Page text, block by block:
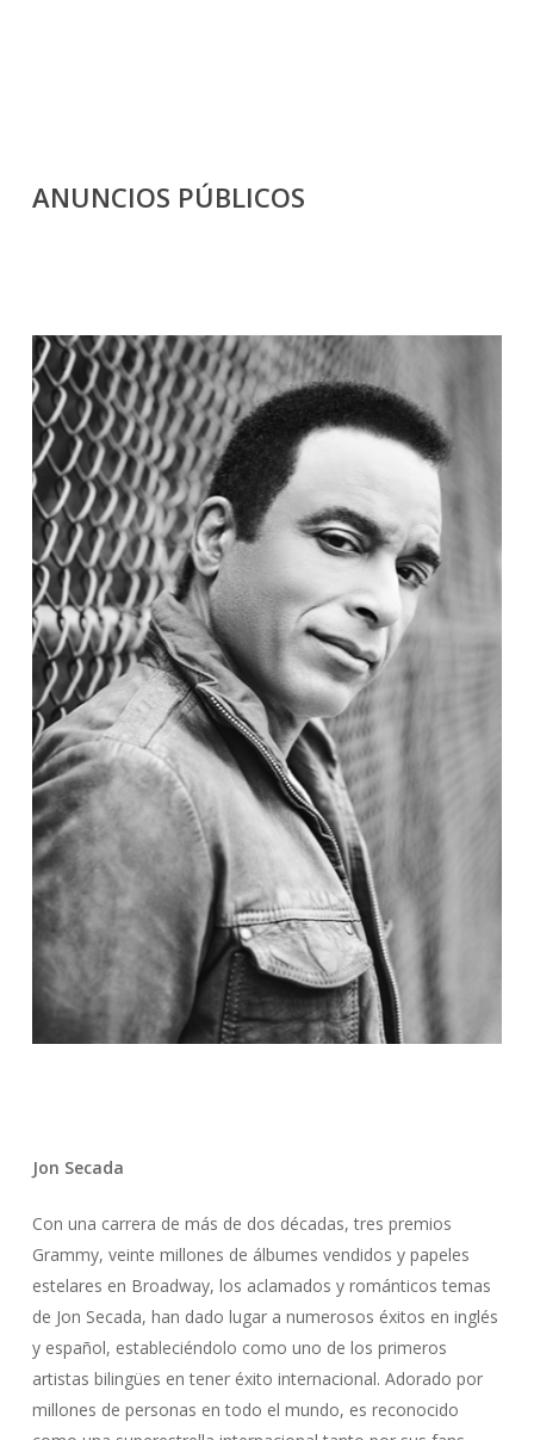
ANUNCIOS PÚBLICOS
Jon Secada
Con una carrera de más de dos décadas, tres premios
Grammy, veinte millones de álbumes vendidos y papeles
estelares en Broadway, los aclamados y románticos temas
de Jon Secada, han dado lugar a numerosos éxitos en inglés
y español, estableciéndolo como uno de los primeros
artistas bilingües en tener éxito internacional. Adorado por
millones de personas en todo el mundo, es reconocido